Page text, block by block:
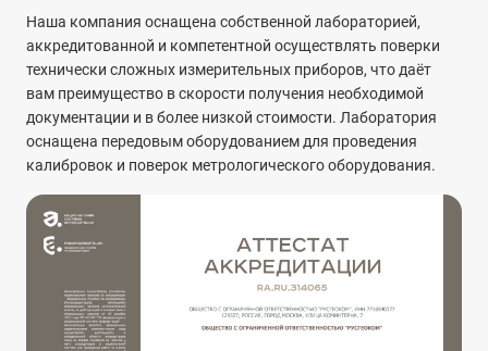
Наша компания оснащена собственной лабораторией,
аккредитованной и компетентной осуществлять поверки
технически сложных измерительных приборов, что даёт
вам преимущество в скорости получения необходимой
документации и в более низкой стоимости. Лаборатория
оснащена передовым оборудованием для проведения
калибровок и поверок метрологического оборудования.